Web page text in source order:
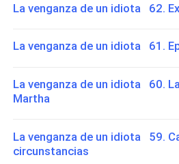
La venganza de un idiota 62.
La venganza de un idiota 61.
La venganza de un idiota 60.
Martha
La venganza de un idiota 59.
circunstancias